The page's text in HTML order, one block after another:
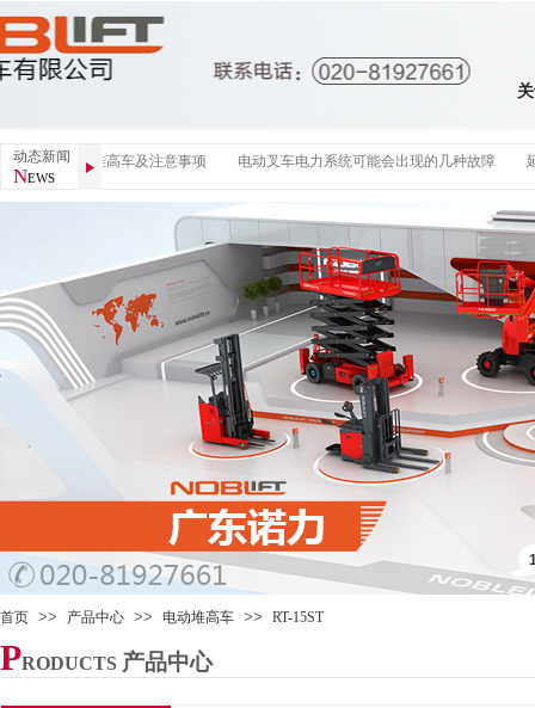
何正确操作堆高车及注意事项 电动叉车电力系统可能会出现的几种故障
动态新闻
NEWS
首页 >> 产品中心 >> 电动堆高车 >> RT-15ST
PRODUCTS 产品中心